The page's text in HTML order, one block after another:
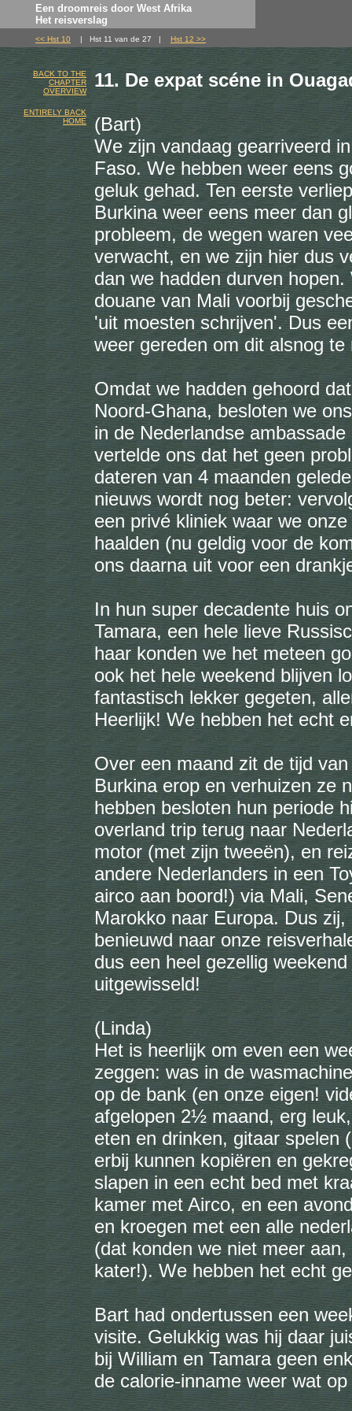
Een droomreis door West Afrika
Het reisverslag
<< Hst 10 | Hst 11 van de 27 | Hst 12 >>
BACK TO THE
CHAPTER
OVERVIEW
ENTIRELY BACK
HOME
11. De expat scéne in
(Bart)
We zijn vandaag gearriveerd
Faso. We hebben weer eens
geluk gehad. Ten eerste
Burkina weer eens meer dan
probleem, de wegen waren
verwacht, en we zijn hier dus
dan we hadden durven
douane van Mali voorbij
'uit moesten schrijven'. Dus
weer gereden om dit alsnog te
Omdat we hadden gehoord
Noord-Ghana, besloten we
in de Nederlandse
vertelde ons dat het geen
dateren van 4 maanden
nieuws wordt nog beter:
een privé kliniek waar we
haalden (nu geldig voor de
ons daarna uit voor een
In hun super decadente huis
Tamara, een hele lieve
haar konden we het meteen
ook het hele weekend blijven
fantastisch lekker gegeten,
Heerlijk! We hebben het echt
Over een maand zit de tijd
Burkina erop en verhuizen ze
hebben besloten hun periode
overland trip terug naar
motor (met zijn tweeën), en
andere Nederlanders in een
airco aan boord!) via Mali,
Marokko naar Europa. Dus
benieuwd naar onze
dus een heel gezellig
uitgewisseld!
(Linda)
Het is heerlijk om even een
zeggen: was in de
op de bank (en onze eigen!
afgelopen 2½ maand, erg
eten en drinken, gitaar spelen
erbij kunnen kopiëren en
slapen in een echt bed met
kamer met Airco, en een
en kroegen met een alle
(dat konden we niet meer
kater!). We hebben het echt
Bart had ondertussen een
visite. Gelukkig was hij daar
bij William en Tamara geen
de calorie-inname weer wat